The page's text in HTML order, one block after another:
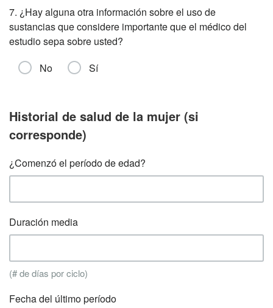
7. ¿Hay alguna otra información sobre el uso de
sustancias que considere importante que el médico del
estudio sepa sobre usted?
No
Sí
Historial de salud de la mujer (si
corresponde)
¿Comenzó el período de edad?
Duración media
(# de días por ciclo)
Fecha del último período